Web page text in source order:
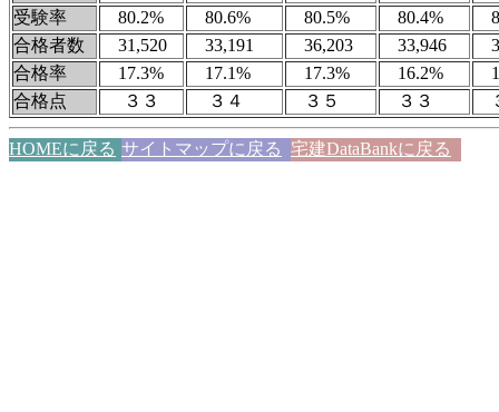
受験率
80.2% 80.6% 80.5% 80.4%
合格者数
31,520 33,191 36,203 33,946
合格率
17.3% 17.1% 17.3% 16.2%
合格点
３３ ３４ ３５ ３３
HOMEに戻る サイトマップに戻る 宅建DataBankに戻る